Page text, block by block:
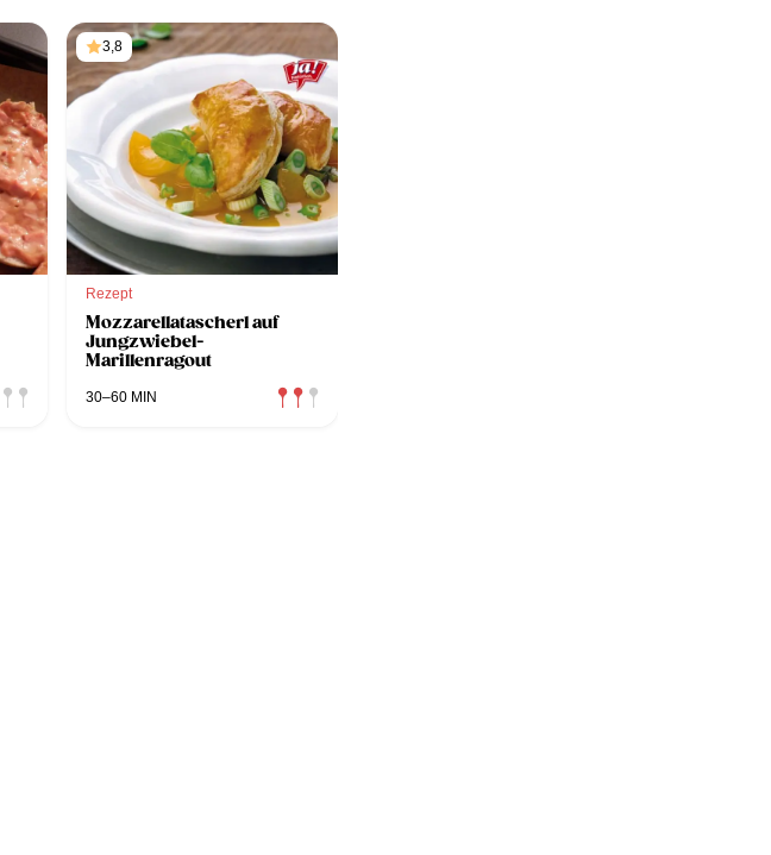
3,8
Rezept
Mozzarellatascherl auf
Jungzwiebel-
Marillenragout
30–60 MIN